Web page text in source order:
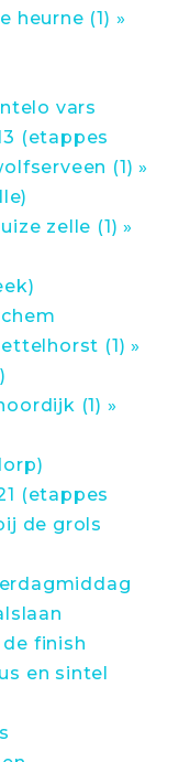
heurne (1) »
vars
(etappes
(1) »
zelle (1) »
(1) »
(1) »
(etappes
de grols
finish
en sintel